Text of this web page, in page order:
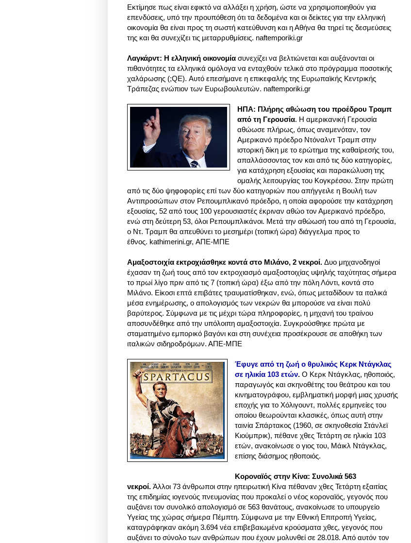
Εκτίμησε πως είναι εφικτό να αλλάξει η χρήση, ώστε να χρησιμοποιηθούν για
επενδύσεις, υπό την προυπόθεση ότι τα δεδομένα και οι δείκτες για την ελληνική
οικονομία θα είναι προς τη σωστή κατεύθυνση και η Αθήνα θα τηρεί τις δεσμεύσεις
της και θα συνεχίζει τις μεταρρυθμίσεις. naftemporiki.gr
Λαγκάρντ: Η ελληνική οικονομία συνεχίζει να βελτιώνεται και αυξάνονται οι
πιθανότητες τα ελληνικά ομόλογα να ενταχθούν τελικά στο πρόγραμμα ποσοτικής
χαλάρωσης (;QE). Aυτό επεσήμανε η επικεφαλής της Ευρωπαϊκής Κεντρικής
Τράπεζας ενώπιον των Ευρωβουλευτών. naftemporiki.gr
ΗΠΑ: Πλήρης αθώωση του προέδρου Τραμπ
από τη Γερουσία. Η αμερικανική Γερουσία
αθώωσε πλήρως, όπως αναμενόταν, τον
Αμερικανό πρόεδρο Ντόναλντ Τραμπ στην
ιστορική δίκη με το ερώτημα της καθαίρεσής του,
απαλλάσσοντας τον και από τις δύο κατηγορίες,
για κατάχρηση εξουσίας και παρακώλυση της
ομαλής λειτουργίας του Κογκρέσου. Στην πρώτη
από τις δύο ψηφοφορίες επί των δύο κατηγοριών που απήγγειλε η Βουλή των
Αντιπροσώπων στον Ρεπουμπλικανό πρόεδρο, η οποία αφορούσε την κατάχρηση
εξουσίας, 52 από τους 100 γερουσιαστές έκριναν αθώο τον Αμερικανό πρόεδρο,
ενώ στη δεύτερη 53, όλοι Ρεπουμπλικάνοι. Μετά την αθώωσή του από τη Γερουσία,
ο Ντ. Τραμπ θα απευθύνει το μεσημέρι (τοπική ώρα) διάγγελμα προς το
έθνος. kathimerini.gr, ΑΠΕ-ΜΠΕ
Αμαξοστοιχία εκτροχιάσθηκε κοντά στο Μιλάνο, 2 νεκροί. Δυο μηχανοδηγοί
έχασαν τη ζωή τους από τον εκτροχιασμό αμαξοστοιχίας υψηλής ταχύτητας σήμερα
το πρωί λίγο πριν από τις 7 (τοπική ώρα) έξω από την πόλη Λόντι, κοντά στο
Μιλάνο. Είκοσι επτά επιβάτες τραυματίσθηκαν, ενώ, όπως μεταδίδουν τα ιταλικά
μέσα ενημέρωσης, ο απολογισμός των νεκρών θα μπορούσε να είναι πολύ
βαρύτερος. Σύμφωνα με τις μέχρι τώρα πληροφορίες, η μηχανή του τραίνου
αποσυνδέθηκε από την υπόλοιπη αμαξοστοιχία. Συγκρούσθηκε πρώτα με
σταματημένο εμπορικό βαγόνι και στη συνέχεια προσέκρουσε σε αποθήκη των
ιταλικών σιδηροδρόμων. ΑΠΕ-ΜΠΕ
Έφυγε από τη ζωή ο θρυλικός Κερκ Ντάγκλας
σε ηλικία 103 ετών. Ο Κερκ Ντάγκλας, ηθοποιός,
παραγωγός και σκηνοθέτης του θεάτρου και του
κινηματογράφου, εμβληματική μορφή μιας χρυσής
εποχής για το Χόλιγουντ, πολλές ερμηνείες του
οποίου θεωρούνται κλασικές, όπως αυτή στην
ταινία Σπάρτακος (1960, σε σκηνοθεσία Στάνλεϊ
Κιούμπρικ), πέθανε χθες Τετάρτη σε ηλικία 103
ετών, ανακοίνωσε ο γιος του, Μάικλ Ντάγκλας,
επίσης διάσημος ηθοποιός.
Kοροναϊός στην Κίνα: Συνολικά 563
νεκροί. Άλλοι 73 άνθρωποι στην ηπειρωτική Κίνα πέθαναν χθες Τετάρτη εξαιτίας
της επιδημίας ιογενούς πνευμονίας που προκαλεί ο νέος κοροναϊός, γεγονός που
αυξάνει τον συνολικό απολογισμό σε 563 θανάτους, ανακοίνωσε το υπουργείο
Υγείας της χώρας σήμερα Πέμπτη. Σύμφωνα με την Εθνική Επιτροπή Υγείας,
καταγράφηκαν ακόμη 3.694 νέα επιβεβαιωμένα κρούσματα χθες, γεγονός που
αυξάνει το σύνολο των ανθρώπων που έχουν μολυνθεί σε 28.018. Από αυτόν τον